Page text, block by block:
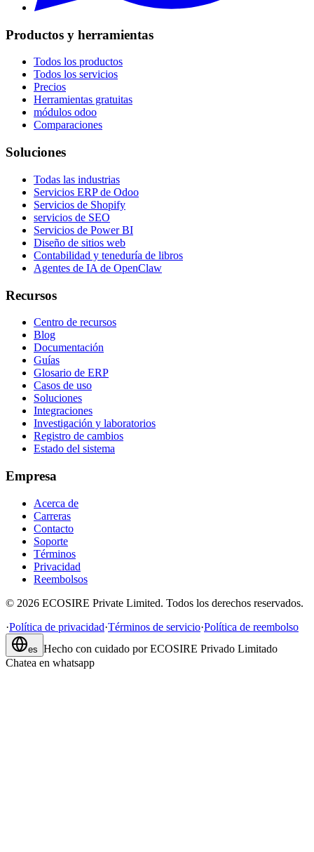
Productos y herramientas
Todos los productos
Todos los servicios
Precios
Herramientas gratuitas
módulos odoo
Comparaciones
Soluciones
Todas las industrias
Servicios ERP de Odoo
Servicios de Shopify
servicios de SEO
Servicios de Power BI
Diseño de sitios web
Contabilidad y teneduría de libros
Agentes de IA de OpenClaw
Recursos
Centro de recursos
Blog
Documentación
Guías
Glosario de ERP
Casos de uso
Soluciones
Integraciones
Investigación y laboratorios
Registro de cambios
Estado del sistema
Empresa
Acerca de
Carreras
Contacto
Soporte
Términos
Privacidad
Reembolsos
© 2026 ECOSIRE Private Limited. Todos los derechos reservados.
·Política de privacidad·Términos de servicio·Política de reembolso
es Hecho con cuidado por ECOSIRE Privado Limitado
Chatea en whatsapp